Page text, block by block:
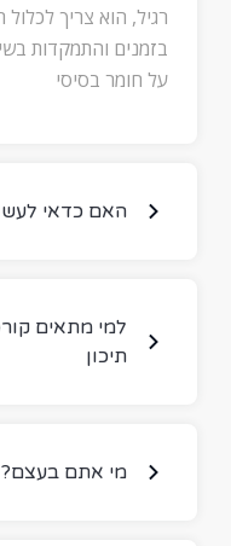
רגיל, הוא צריך לכלול
בזמנים והתמקדות
על חומר בסיסי
?האם כדאי
תיכון
?מי אתם בעצם